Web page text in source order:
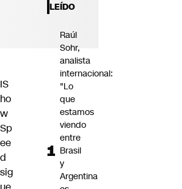
IS
ho
w
Sp
ee
d
sig
LEÍDO
Raúl
Sohr,
analista
internacional:
"Lo
que
estamos
viendo
entre
Brasil
y
Argentina